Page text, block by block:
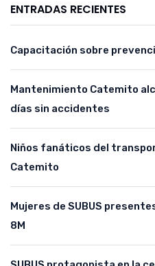
ENTRADAS RECIENTES
Capacitación sobre
Mantenimiento Catemito
días sin accidentes
Niños fanáticos del
Catemito
Mujeres de SUBUS
8M